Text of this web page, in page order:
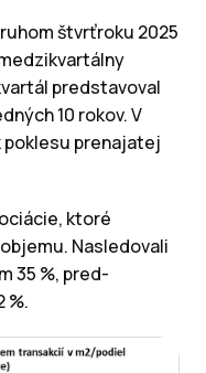
štvrťroku 2025
predstavoval
10 rokov. V
poklesu prenajatej
ktoré
Nasledovali
35 %, pred-
%.